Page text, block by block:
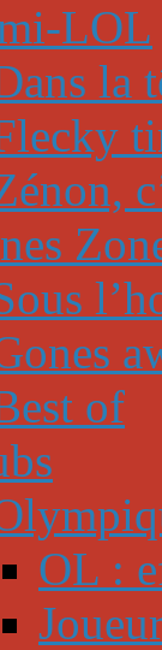
LOL
la
of
OL :